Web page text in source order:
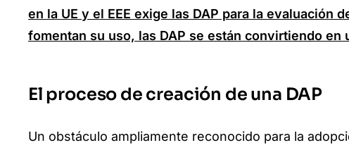
en la UE y el EEE exige las DAP para la
fomentan su uso, las DAP se están convirtiendo en
El proceso de creación de una DAP
Un obstáculo ampliamente reconocido para la